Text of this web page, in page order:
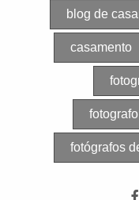
blog de
casamento
fotógrafos